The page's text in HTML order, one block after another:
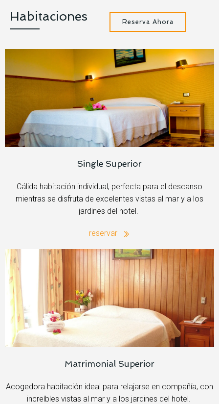
Habitaciones Reserva Ahora
Single Superior
Cálida habitación individual, perfecta para el descanso
mientras se disfruta de excelentes vistas al mar y a los
jardines del hotel.
reservar
Matrimonial Superior
Acogedora habitación ideal para relajarse en compañía, con
increíbles vistas al mar y a los jardines del hotel.